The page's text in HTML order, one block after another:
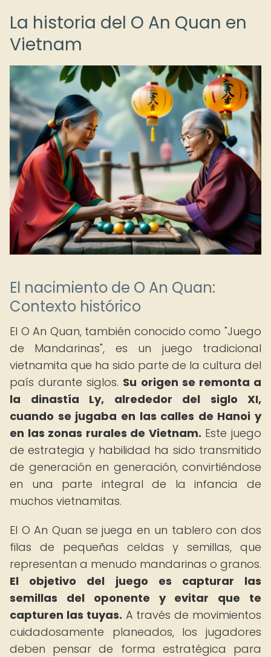
La historia del O An Quan en
Vietnam
El nacimiento de O An Quan:
Contexto histórico
El O An Quan, también conocido como "Juego
de Mandarinas", es un juego tradicional
vietnamita que ha sido parte de la cultura del
país durante siglos. Su origen se remonta a
la dinastía Ly, alrededor del siglo XI,
cuando se jugaba en las calles de Hanoi y
en las zonas rurales de Vietnam. Este juego
de estrategia y habilidad ha sido transmitido
de generación en generación, convirtiéndose
en una parte integral de la infancia de
muchos vietnamitas.
El O An Quan se juega en un tablero con dos
filas de pequeñas celdas y semillas, que
representan a menudo mandarinas o granos.
El objetivo del juego es capturar las
semillas del oponente y evitar que te
capturen las tuyas. A través de movimientos
cuidadosamente planeados, los jugadores
deben pensar de forma estratégica para